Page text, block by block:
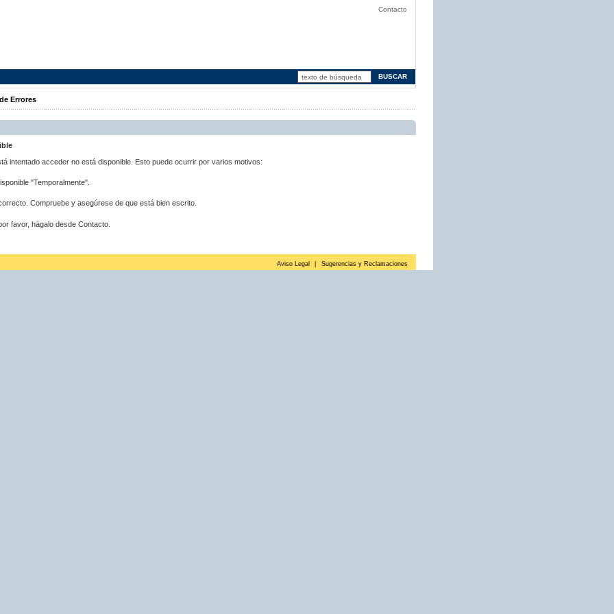
Contacto
Errores
intentado acceder no está disponible. Esto puede ocurrir por varios motivos:
"Temporalmente".
Compruebe y asegúrese de que está bien escrito.
favor, hágalo desde Contacto.
Aviso Legal Sugerencias y Reclamaciones